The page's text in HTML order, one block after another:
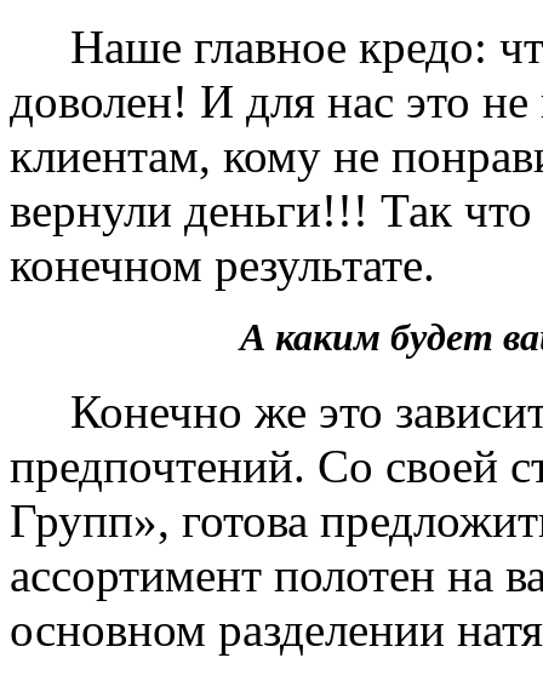
Наше главное кредо:
доволен! И для нас это
клиентам, кому не
вернули деньги!!! Так
конечном результате.
А каким будет
Конечно же это
предпочтений. Со своей
Групп», готова
ассортимент полотен на
основном разделении